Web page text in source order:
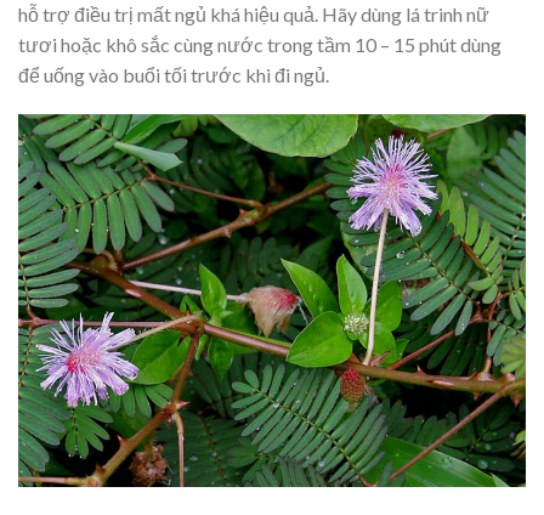
hỗ trợ điều trị mất ngủ khá hiệu quả. Hãy dùng lá trinh nữ
tươi hoặc khô sắc cùng nước trong tầm 10 – 15 phút dùng
để uống vào buổi tối trước khi đi ngủ.